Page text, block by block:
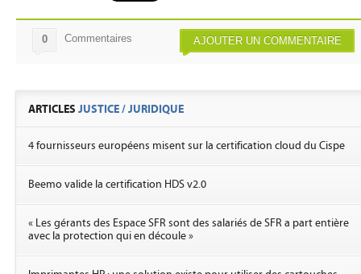
AJOUTER UN COMMENTAIRE
0 Commentaires
ARTICLES JUSTICE / JURIDIQUE
4 fournisseurs européens misent sur la certification cloud du Cispe
Beemo valide la certification HDS v2.0
« Les gérants des Espace SFR sont des salariés de SFR a part entière
avec la protection qui en découle »